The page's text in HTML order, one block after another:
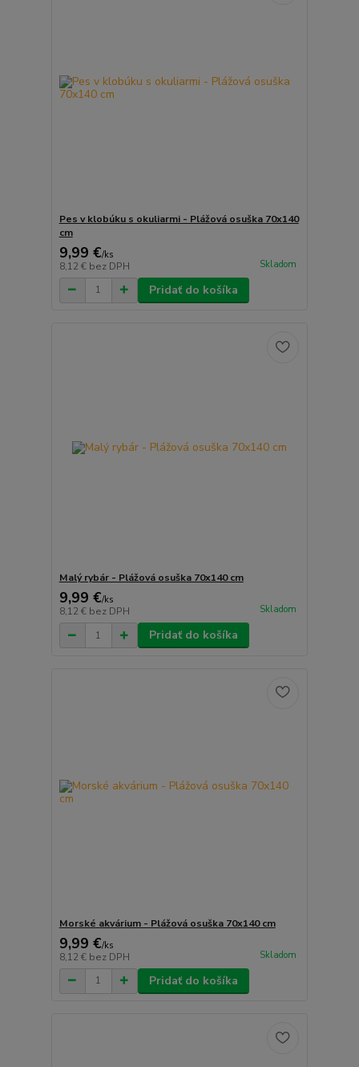
Pes v klobúku s okuliarmi - Plážová osuška 70x140
cm
9,99 €/ks
8,12 € bez DPH Skladom
Pridať do košíka
Malý rybár - Plážová osuška 70x140 cm
9,99 €/ks
8,12 € bez DPH Skladom
Pridať do košíka
Morské akvárium - Plážová osuška 70x140 cm
9,99 €/ks
8,12 € bez DPH Skladom
Pridať do košíka